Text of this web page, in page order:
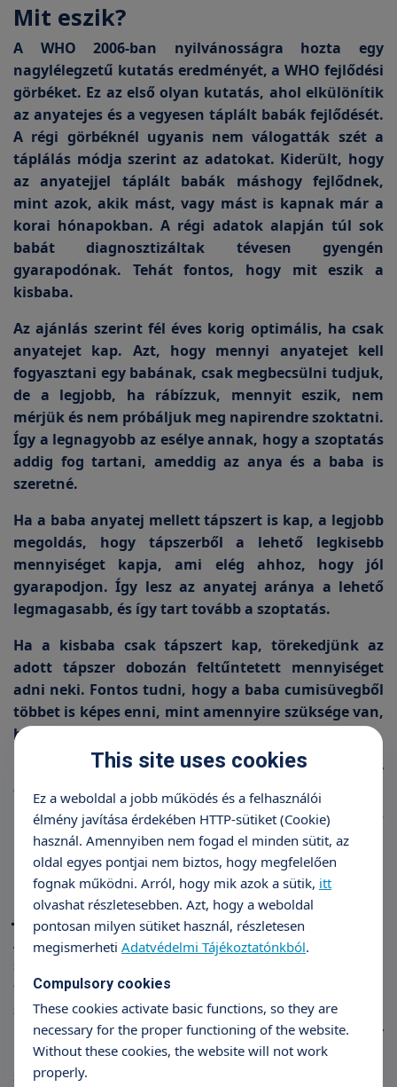
Mit eszik?
A WHO 2006-ban nyilvánosságra hozta egy
nagylélegzetű kutatás eredményét, a WHO fejlődési
görbéket. Ez az első olyan kutatás, ahol elkülönítik
az anyatejes és a vegyesen táplált babák fejlődését.
A régi görbéknél ugyanis nem válogatták szét a
táplálás módja szerint az adatokat. Kiderült, hogy
az anyatejjel táplált babák máshogy fejlődnek,
mint azok, akik mást, vagy mást is kapnak már a
korai hónapokban. A régi adatok alapján túl sok
babát diagnosztizáltak tévesen gyengén
gyarapodónak. Tehát fontos, hogy mit eszik a
kisbaba.
Az ajánlás szerint fél éves korig optimális, ha csak
anyatejet kap. Azt, hogy mennyi anyatejet kell
fogyasztani egy babának, csak megbecsülni tudjuk,
de a legjobb, ha rábízzuk, mennyit eszik, nem
mérjük és nem próbáljuk meg napirendre szoktatni.
Így a legnagyobb az esélye annak, hogy a szoptatás
addig fog tartani, ameddig az anya és a baba is
szeretné.
Ha a baba anyatej mellett tápszert is kap, a legjobb
megoldás, hogy tápszerből a lehető legkisebb
mennyiséget kapja, ami elég ahhoz, hogy jól
gyarapodjon. Így lesz az anyatej aránya a lehető
legmagasabb, és így tart tovább a szoptatás.
Ha a kisbaba csak tápszert kap, törekedjünk az
adott tápszer dobozán feltűntetett mennyiséget
adni neki. Fontos tudni, hogy a baba cumisüvegből
többet is képes enni, mint amennyire szüksége van,
hiszen magát a cumizást is nagyon élvezi.
Fél éves kor után az anyatejes és a vegyesen, vagy
tápszerrel táplált babák is elkezdhetnek ismerkedni
más ételekkel. Az anyatej/tápszer szerepe két éves
korig fontos a totyogó táplálásában.
Jól gyarapszik?
Az újszülött az első három nap veszít a születési
súlyából, akár 7-10%-ot is. Ez normális. Ha elég
táplálékhoz jut, akkor két hetes korra visszanyeri a
születési súlyát, majd a további két hétben
hetenként legalább 15 dekát hízik. Utána, egy
hónapos korától, amíg meg nem duplázza a
születési súlyát, hetente legalább 13- 15 dekát,
This site uses cookies
Ez a weboldal a jobb működés és a felhasználói
élmény javítása érdekében HTTP-sütiket (Cookie)
használ. Amennyiben nem fogad el minden sütit, az
oldal egyes pontjai nem biztos, hogy megfelelően
fognak működni. Arról, hogy mik azok a sütik, itt
olvashat részletesebben. Azt, hogy a weboldal
pontosan milyen sütiket használ, részletesen
megismerheti Adatvédelmi Tájékoztatónkból.
Compulsory cookies
These cookies activate basic functions, so they are
necessary for the proper functioning of the website.
Without these cookies, the website will not work
properly.